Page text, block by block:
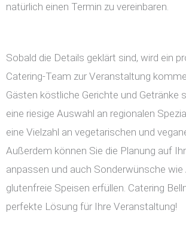
natürlich einen Termin zu vereinbaren.
Sobald die Details geklärt sind, wird ein
Catering-Team zur Veranstaltung
Gästen köstliche Gerichte und Getränke
eine riesige Auswahl an regionalen
eine Vielzahl an vegetarischen und
Außerdem können Sie die Planung auf
anpassen und auch Sonderwünsche wie
glutenfreie Speisen erfüllen. Catering
perfekte Lösung für Ihre Veranstaltung!